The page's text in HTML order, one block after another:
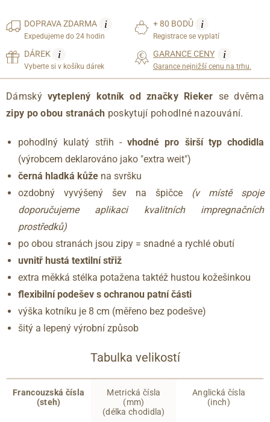
DOPRAVAZDARMA i
Expedujeme do 24 hodin
+ 80 BODŮ i
Registrace se vyplatí
DÁREK i
Vyberte si v košíku dárek
GARANCE CENY i
Garance nejnižší cenu na trhu.
Dámský vyteplený kotník od značky Rieker se dvěma
zipy po obou stranách poskytují pohodlné nazouvání.
pohodlný kulatý střih - vhodné pro širší typ chodidla
(výrobcem deklarováno jako "extra weit")
černá hladká kůže na svršku
ozdobný vyvýšený šev na špičce (v místě spoje
doporučujeme aplikaci kvalitních impregnačních
prostředků)
po obou stranách jsou zipy = snadné a rychlé obutí
uvnitř hustá textilní střiž
extra měkká stélka potažena taktéž hustou kožešinkou
flexibilní podešev s ochranou patní části
výška kotníku je 8 cm (měřeno bez podešve)
šitý a lepený výrobní způsob
Tabulka velikostí
Francouzská čísla
(steh)
Metrická čísla
(mm)
(délka chodidla)
Anglická čísla
(inch)